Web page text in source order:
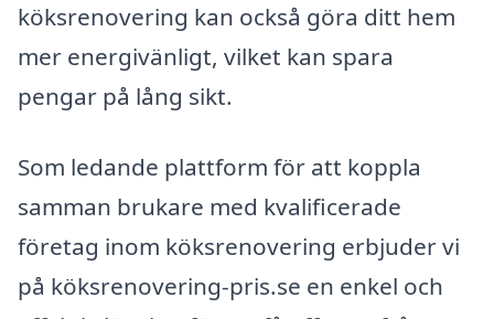
köksrenovering kan också göra ditt hem
mer energivänligt, vilket kan spara
pengar på lång sikt.
Som ledande plattform för att koppla
samman brukare med kvalificerade
företag inom köksrenovering erbjuder vi
på köksrenovering-pris.se en enkel och